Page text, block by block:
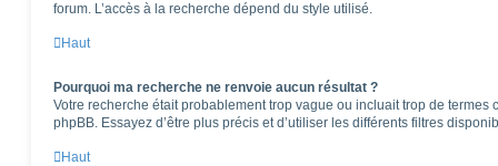
forum. L’accès à la recherche dépend du style utilisé.
Haut
Pourquoi ma recherche ne renvoie aucun résultat ?
Votre recherche était probablement trop vague ou incluait trop de termes
phpBB. Essayez d’être plus précis et d’utiliser les différents filtres
Haut